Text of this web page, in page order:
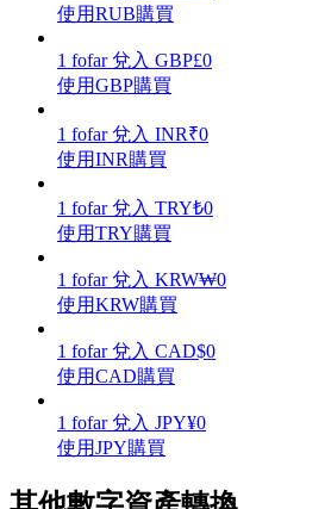
使您的資產穩定增值
一鍵質押鎖定高收益
使用RUB購買
1 fofar 兌入 GBP£0
使用GBP購買
1 fofar 兌入 INR₹0
使用INR購買
1 fofar 兌入 TRY₺0
使用TRY購買
1 fofar 兌入 KRW₩0
使用KRW購買
1 fofar 兌入 CAD$0
使用CAD購買
1 fofar 兌入 JPY¥0
使用JPY購買